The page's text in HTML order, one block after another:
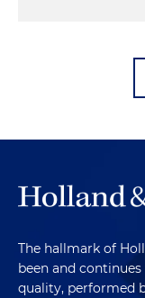
The hallmark of
been and
quality, performed